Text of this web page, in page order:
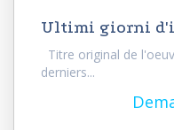
Ultimi giorni
Titre original de
derniers...